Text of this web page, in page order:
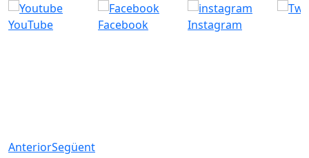
YouTube Facebook Instagram
AnteriorSegüent